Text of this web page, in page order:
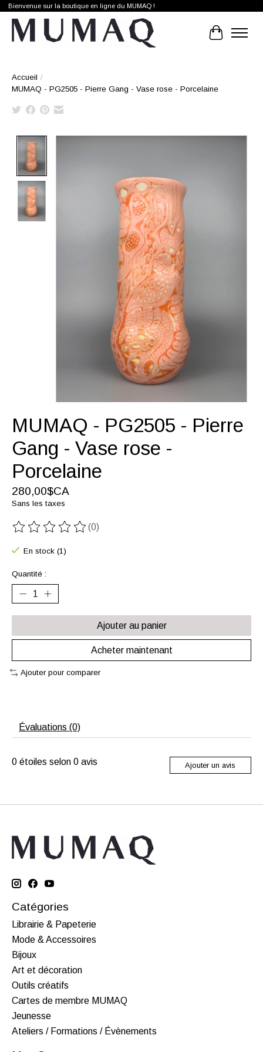
Bienvenue sur la boutique en ligne du MUMAQ !
Panier
Accueil /
MUMAQ - PG2505 - Pierre Gang - Vase rose - Porcelaine
MUMAQ - PG2505 - Pierre
Gang - Vase rose -
Porcelaine
280,00$CA
Sans les taxes
Ce produit est évalué à
(0)
En stock (1)
Quantité :
Ajouter au panier
Acheter maintenant
Ajouter pour comparer
Évaluations (0)
0 étoiles selon 0 avis Ajouter un avis
Catégories
Librairie & Papeterie
Mode & Accessoires
Bijoux
Art et décoration
Outils créatifs
Cartes de membre MUMAQ
Jeunesse
Ateliers / Formations / Évènements